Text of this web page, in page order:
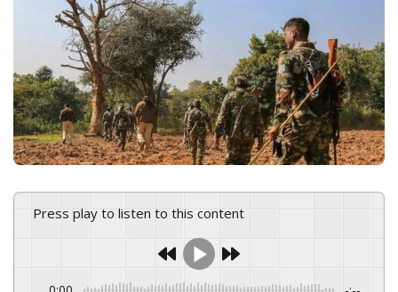
m
a
i
l
Press play to listen to this content